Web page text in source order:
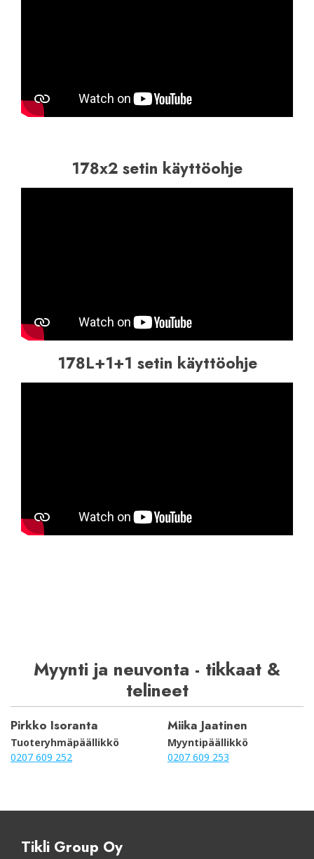
178x2 setin käyttöohje
178L+1+1 setin käyttöohje
Myynti ja neuvonta - tikkaat &
telineet
Pirkko Isoranta
Tuoteryhmäpäällikkö
0207 609 252
Miika Jaatinen
Myyntipäällikkö
0207 609 253
Tikli Group Oy